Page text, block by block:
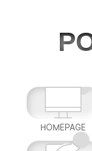
HOMEPAGE